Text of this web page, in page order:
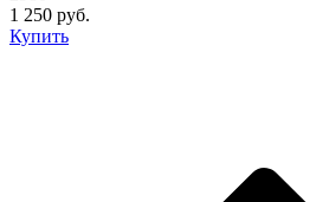
1 250 руб.
Купить